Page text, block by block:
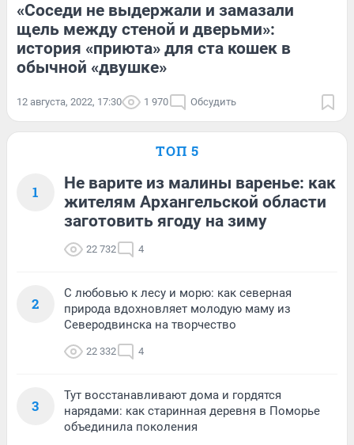
«Соседи не выдержали и замазали
щель между стеной и дверьми»:
история «приюта» для ста кошек в
обычной «двушке»
12 августа, 2022, 17:30 1 970 Обсудить
ТОП 5
1
Не варите из малины варенье: как
жителям Архангельской области
заготовить ягоду на зиму
22 732 4
2
С любовью к лесу и морю: как северная
природа вдохновляет молодую маму из
Северодвинска на творчество
22 332 4
3
Тут восстанавливают дома и гордятся
нарядами: как старинная деревня в Поморье
объединила поколения